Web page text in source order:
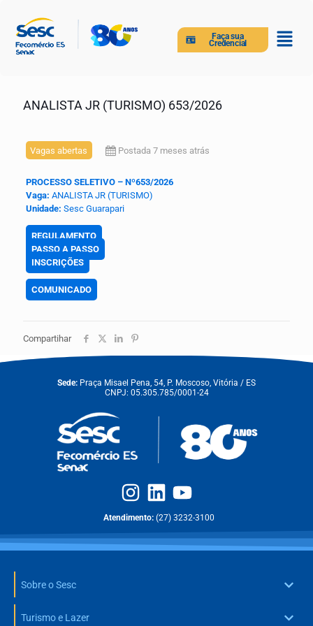
Faça sua
Credencial
ANALISTA JR (TURISMO) 653/2026
Vagas abertas Postada 7 meses atrás
PROCESSO SELETIVO – Nº653/2026
Vaga: ANALISTA JR (TURISMO)
Unidade: Sesc Guarapari
REGULAMENTO
PASSO A PASSO
INSCRIÇÕES
COMUNICADO
Compartihar
Sede: Praça Misael Pena, 54, P. Moscoso, Vitória / ES
CNPJ: 05.305.785/0001-24
Atendimento: (27) 3232-3100
Sobre o Sesc
Turismo e Lazer